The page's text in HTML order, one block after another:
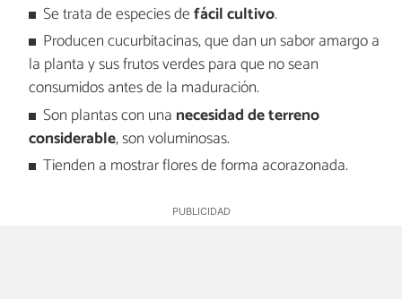
Se trata de especies defácil cultivo.
Producen cucurbitacinas, que dan un sabor amargo a
la planta y sus frutos verdes para que no sean
consumidos antes de la maduración.
Son plantas con una necesidad de terreno
considerable, son voluminosas.
Tienden a mostrar flores de forma acorazonada.